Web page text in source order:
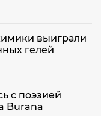
выиграли
гелей
с поэзией
Burana